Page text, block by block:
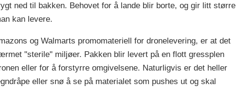
ned til bakken. Behovet for å lande blir borte, og gir litt større
kan levere.
og Walmarts promomateriell for dronelevering, er at det
"sterile" miljøer. Pakken blir levert på en flott gressplen
eller for å forstyrre omgivelsene. Naturligvis er det heller
eller snø å se på materialet som pushes ut og skal